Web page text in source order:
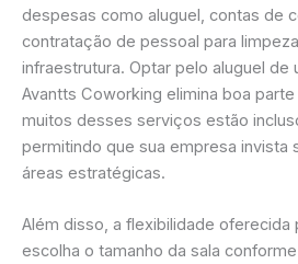
despesas como aluguel, contas de
contratação de pessoal para
infraestrutura. Optar pelo aluguel de
Avantts Coworking elimina boa
muitos desses serviços estão
permitindo que sua empresa invista
áreas estratégicas.
Além disso, a flexibilidade oferecida
escolha o tamanho da sala